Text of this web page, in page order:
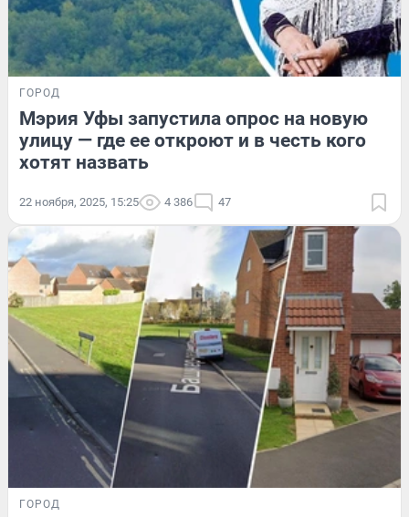
ГОРОД
Мэрия Уфы запустила опрос на новую
улицу — где ее откроют и в честь кого
хотят назвать
22 ноября, 2025, 15:25 4 386 47
ГОРОД